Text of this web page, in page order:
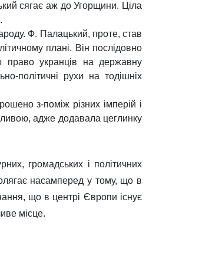
сягає аж до Угорщини. Ціла
Ф. Палацький, проте, став
плані. Він послідовно
право укранців на державну
політичні рухи на тодішніх
з-поміж різних імперій і
адже додавала цеглинку
громадських і політичних
насамперед у тому, що в
що в центрі Європи існує
місце.